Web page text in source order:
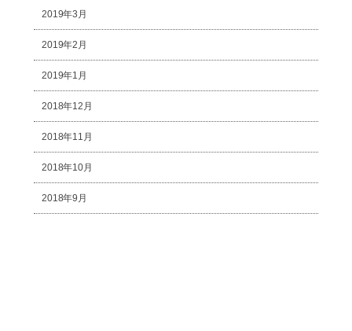
2019年3月
2019年2月
2019年1月
2018年12月
2018年11月
2018年10月
2018年9月